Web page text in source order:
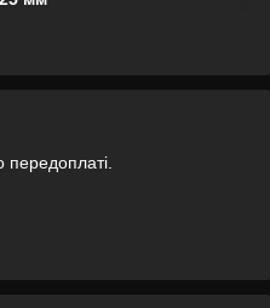
передоплаті.